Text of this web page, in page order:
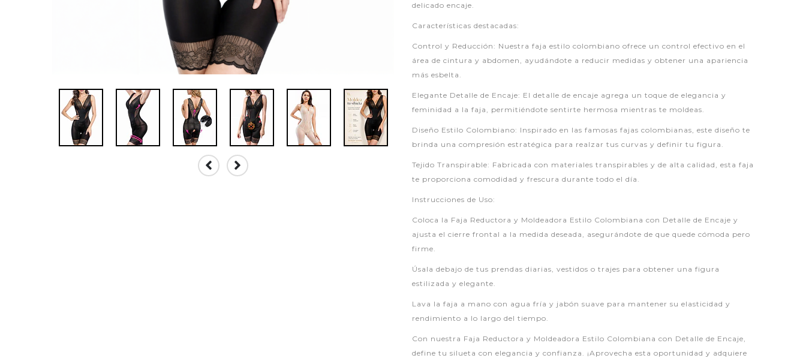
delicado encaje.
Características destacadas:
Control y Reducción: Nuestra faja estilo colombiano ofrece un control efectivo en el
área de cintura y abdomen, ayudándote a reducir medidas y obtener una apariencia
más esbelta.
Elegante Detalle de Encaje: El detalle de encaje agrega un toque de elegancia y
feminidad a la faja, permitiéndote sentirte hermosa mientras te moldeas.
Diseño Estilo Colombiano: Inspirado en las famosas fajas colombianas, este diseño te
brinda una compresión estratégica para realzar tus curvas y definir tu figura.
Tejido Transpirable: Fabricada con materiales transpirables y de alta calidad, esta faja
te proporciona comodidad y frescura durante todo el día.
Instrucciones de Uso:
Coloca la Faja Reductora y Moldeadora Estilo Colombiana con Detalle de Encaje y
ajusta el cierre frontal a la medida deseada, asegurándote de que quede cómoda pero
firme.
Úsala debajo de tus prendas diarias, vestidos o trajes para obtener una figura
estilizada y elegante.
Lava la faja a mano con agua fría y jabón suave para mantener su elasticidad y
rendimiento a lo largo del tiempo.
Con nuestra Faja Reductora y Moldeadora Estilo Colombiana con Detalle de Encaje,
define tu silueta con elegancia y confianza. ¡Aprovecha esta oportunidad y adquiere